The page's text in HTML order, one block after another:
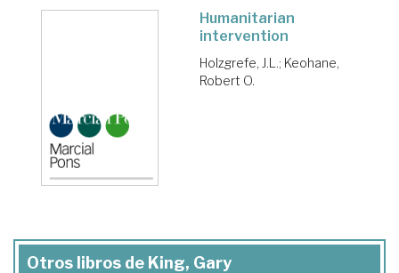
Humanitarian
intervention
Holzgrefe, J.L.; Keohane,
Robert O.
Otros libros de King, Gary